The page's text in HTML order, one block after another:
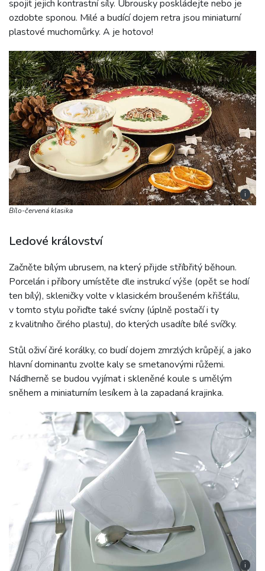
spojit jejich kontrastní síly. Ubrousky poskládejte nebo je
ozdobte sponou. Milé a budící dojem retra jsou miniaturní
plastové muchomůrky. A je hotovo!
i
Bílo-červená klasika
Ledové království
Začněte bílým ubrusem, na který přijde stříbřitý běhoun.
Porcelán i příbory umístěte dle instrukcí výše (opět se hodí
ten bílý), skleničky volte v klasickém broušeném křišťálu,
v tomto stylu pořiďte také svícny (úplně postačí i ty
z kvalitního čirého plastu), do kterých usadíte bílé svíčky.
Stůl oživí čiré korálky, co budí dojem zmrzlých krůpějí, a jako
hlavní dominantu zvolte kaly se smetanovými růžemi.
Nádherně se budou vyjímat i skleněné koule s umělým
sněhem a miniaturním lesíkem à la zapadaná krajinka.
i